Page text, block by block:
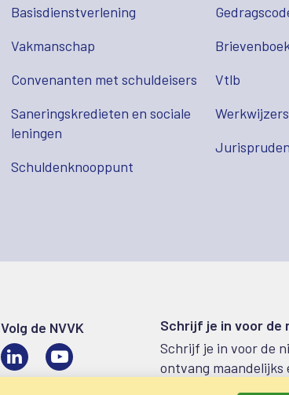
Basisdienstverlening
Vakmanschap
Convenanten met schuldeisers
Saneringskredieten en sociale
leningen
Schuldenknooppunt
Vtlb
Werkwijzers
Volg de NVVK
LinkedIn
Schrijf je in voor de
Schrijf je in voor de
ontvang maandelijks